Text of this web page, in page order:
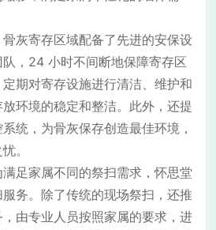
骨灰寄存区域配备了先进的安保设
，24 小时不间断地保障寄存区
期对寄存设施进行清洁、维护和
环境的稳定和整洁。此外，还提
统，为骨灰保存创造最佳环境，
。
满足家属不同的祭扫需求，怀思堂
务。除了传统的现场祭扫，还推
由专业人员按照家属的要求，进